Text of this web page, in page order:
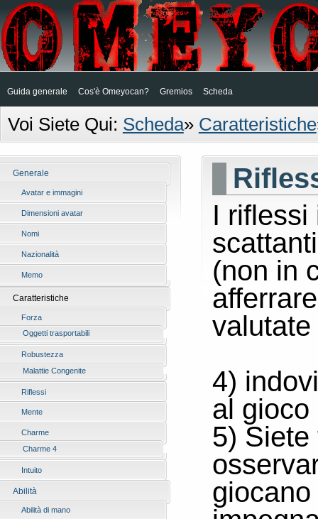
Guida generale Cos'è Omeyocan? Gremios Scheda
Voi Siete Qui: Scheda» Caratteristiche
Generale
Avatar e immagini
Dimensioni avatar
Nomi
Nazionalità
Memo
Caratteristiche
Forza
Oggetti trasportabili
Robustezza
Malattie Congenite
Riflessi
Mente
Charme
Charme 4
Intuito
Abilità
Abilità di mano
I riflessi
(non in
4)
al
5)